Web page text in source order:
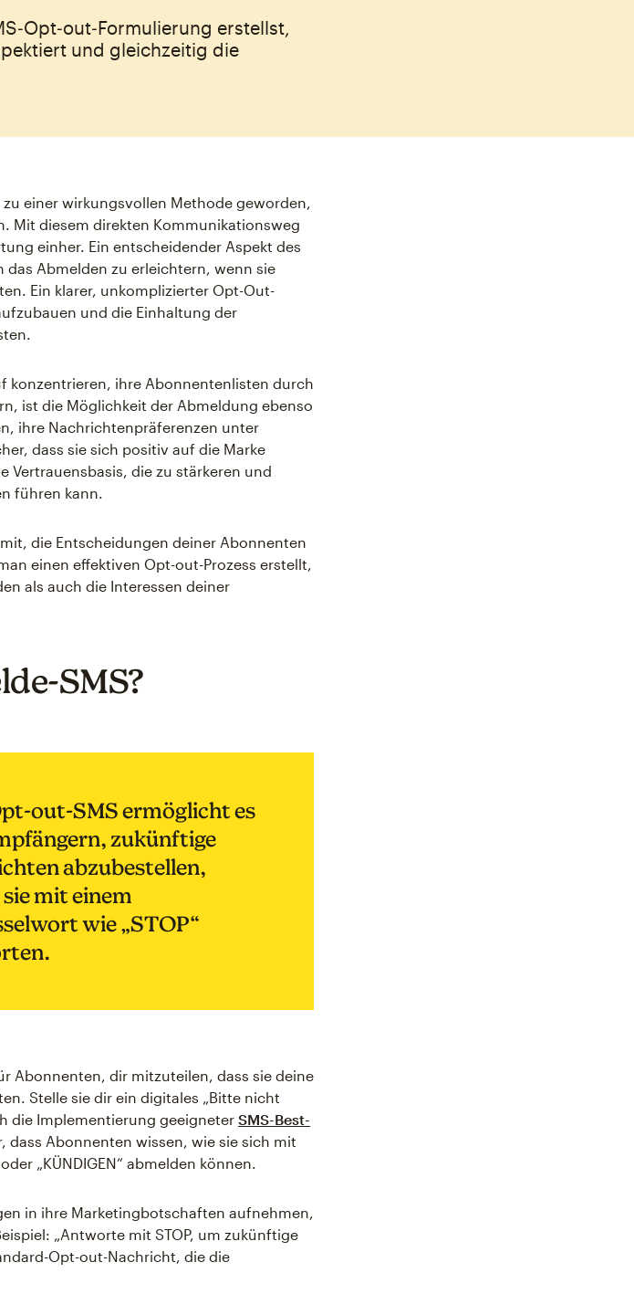
erstellst,
und gleichzeitig die
einer wirkungsvollen Methode geworden,
Mit diesem direkten Kommunikationsweg
einher. Ein entscheidender Aspekt des
das Abmelden zu erleichtern, wenn sie
Ein klarer, unkomplizierter Opt-Out-
und die Einhaltung der
konzentrieren, ihre Abonnentenlisten durch
ist die Möglichkeit der Abmeldung ebenso
ihre Nachrichtenpräferenzen unter
dass sie sich positiv auf die Marke
Vertrauensbasis, die zu stärkeren und
führen kann.
die Entscheidungen deiner Abonnenten
einen effektiven Opt-out-Prozess erstellt,
als auch die Interessen deiner
SMS?
out-SMS ermöglicht es
zukünftige
abzubestellen,
mit einem
wie „STOP“
Abonnenten, dir mitzuteilen, dass sie deine
Stelle sie dir ein digitales „Bitte nicht
die Implementierung geeigneter SMS-Best-
dass Abonnenten wissen, wie sie sich mit
„KÜNDIGEN“ abmelden können.
in ihre Marketingbotschaften aufnehmen,
„Antworte mit STOP, um zukünftige
Opt-out-Nachricht, die die